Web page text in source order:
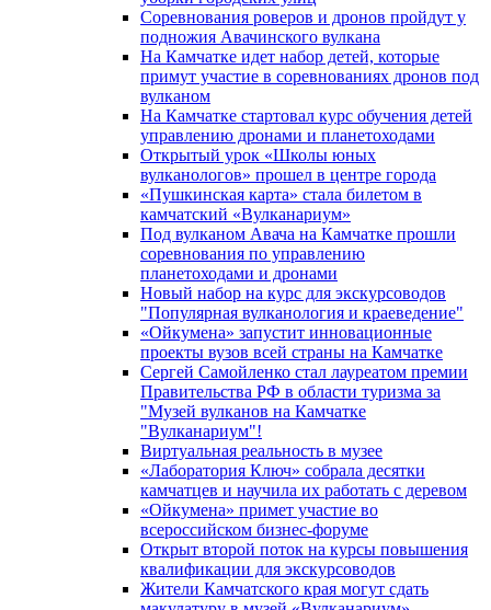
Соревнования роверов и дронов пройдут у
подножия Авачинского вулкана
На Камчатке идет набор детей, которые
примут участие в соревнованиях дронов под
вулканом
На Камчатке стартовал курс обучения детей
управлению дронами и планетоходами
Открытый урок «Школы юных
вулканологов» прошел в центре города
«Пушкинская карта» стала билетом в
камчатский «Вулканариум»
Под вулканом Авача на Камчатке прошли
соревнования по управлению
планетоходами и дронами
Новый набор на курс для экскурсоводов
"Популярная вулканология и краеведение"
«Ойкумена» запустит инновационные
проекты вузов всей страны на Камчатке
Сергей Самойленко стал лауреатом премии
Правительства РФ в области туризма за
"Музей вулканов на Камчатке
"Вулканариум"!
Виртуальная реальность в музее
«Лаборатория Ключ» собрала десятки
камчатцев и научила их работать с деревом
«Ойкумена» примет участие во
всероссийском бизнес-форуме
Открыт второй поток на курсы повышения
квалификации для экскурсоводов
Жители Камчатского края могут сдать